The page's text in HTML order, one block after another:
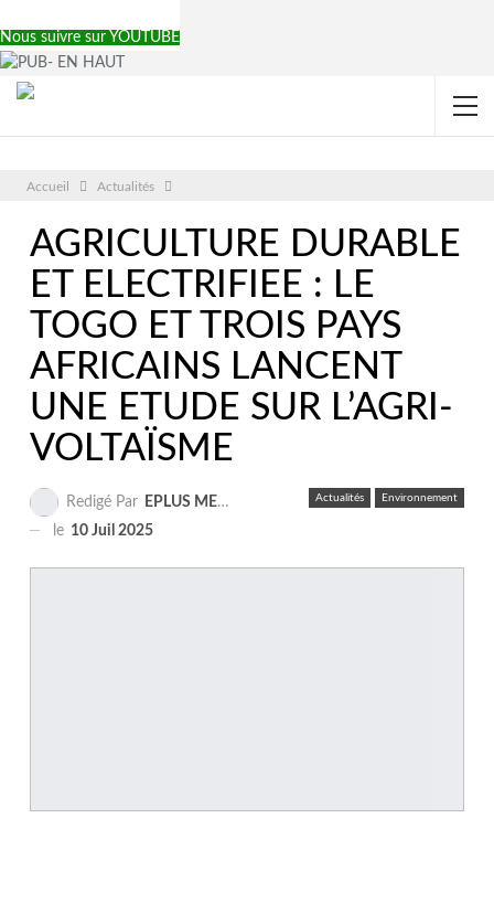
Nous suivre sur YOUTUBE
Accueil Actualités
AGRICULTURE DURABLE
ET ELECTRIFIEE : LE
TOGO ET TROIS PAYS
AFRICAINS LANCENT
UNE ETUDE SUR L’AGRI-
VOLTAÏSME
Actualités Environnement
Redigé Par
EPLUS MEDIA TV
le 10 Juil 2025